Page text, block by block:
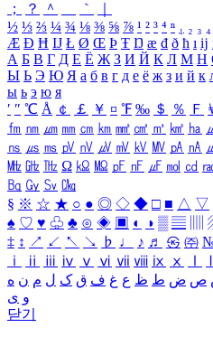
；
？ ＾ ｀
½ ⅓ ⅔ ¼ ¾ ⅛ ⅜ ⅝ ⅞ ¹ ² ³ ⁴ ⁿ ₁ ₂ ₃ ₄
Æ Ð Ħ Ĳ Ł Ø Œ Þ Ŧ Ŋ æ đ ð ħ ı ĳ
А Б В Г Д Е Ё Ж З И Й К Л М Н
Ы Ь Э Ю Я а б в г д е ё ж з и й к
ы ь э ю я
′ ″ ℃ Å ￠ ￡ ￥ ¤ ℉ ‰ ＄ ％ Ｆ
㎙ ㎚ ㎛ ㎜ ㎝ ㎞ ㎟ ㎠ ㎡ ㎢ ㏊
㎱ ㎲ ㎳ ㎴ ㎵ ㎶ ㎷ ㎸ ㎹ ㎀ ㎁
㎒ ㎓ ㎔ Ω ㏀ ㏁ ㎊ ㎋ ㎌ ㏖ ㏅
㏃ ㏉ ㏜ ㏆
§ ※ ☆ ★ ○ ● ◎ ◇ ◆ □ ■ △ ▽
♠ ♡ ♥ ♧ ♣ ⊙ ◈ ▣ ◐ ◑ ▒ ▤
‡ ↕ ↗ ↙ ↖ ↘ ♭ ♩ ♪ ♬ ㉿ ㈜
ⅰ
ⅱ ⅲ ⅳ ⅴ ⅵ ⅶ ⅷ ⅸ ⅹ
ص ض ط ظ ع غ ف ق ک ل م ن ه
و ی
닫기